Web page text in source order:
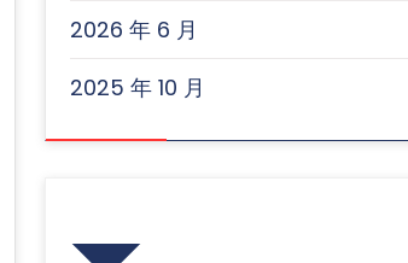
2026 年 6 月
2025 年 10 月